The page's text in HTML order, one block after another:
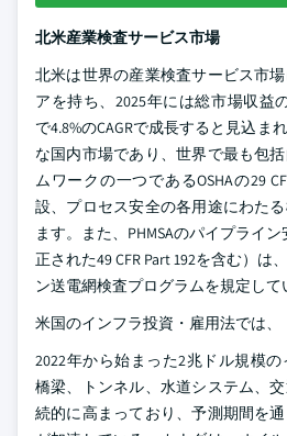
北米産業検査サービス市場
北米は世界の産業検査サービス市
アを持ち、2025年には総市場収益
で4.8%のCAGRで成長すると見込ま
な国内市場であり、世界で最も包
ムワークの一つであるOSHAの29
設、プロセス安全の各用途にわた
ます。また、PHMSAのパイプライ
正された49 CFR Part 192を含む）は
ン送電網検査プログラムを規定して
米国のインフラ投資・雇用法では、
2022年から始まった2兆ドル規模の
橋梁、トンネル、水道システム、
続的に高まっており、予測期間を